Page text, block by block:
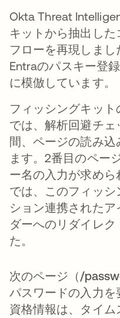
Okta Threat
キットから抽出し
フローを再現しま
Entraのパスキー登
に模倣しています。
フィッシングキット
では、解析回避チ
間、ページの読み
ます。2番目のペー
ー名の入力が求め
では、このフィッ
ション連携された
ダーへのリダイレ
た。
次のページ（/
パスワードの入力
資格情報は、タイム